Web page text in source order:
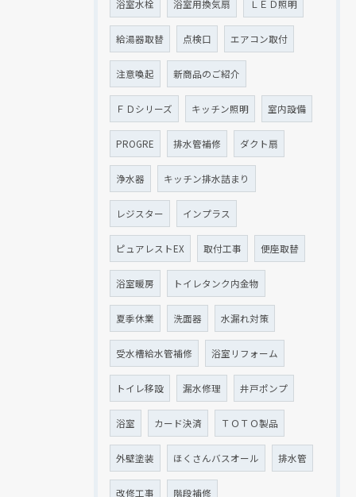
浴室水栓 浴室用換気扇 ＬＥＤ照明
給湯器取替 点検口 エアコン取付
注意喚起 新商品のご紹介
ＦＤシリーズ キッチン照明 室内設備
PROGRE 排水管補修 ダクト扇
浄水器 キッチン排水詰まり
レジスター インプラス
ピュアレストEX 取付工事 便座取替
浴室暖房 トイレタンク内金物
夏季休業 洗面器 水漏れ対策
受水槽給水管補修 浴室リフォーム
トイレ移設 漏水修理 井戸ポンプ
浴室 カード決済 ＴＯＴＯ製品
外壁塗装 ほくさんバスオール 排水管
改修工事 階段補修